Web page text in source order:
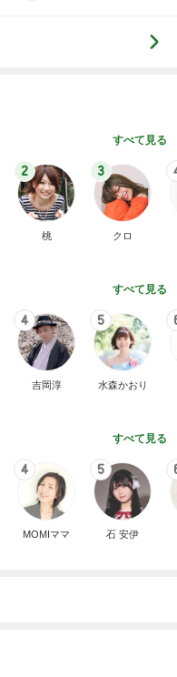
すべて見る
2
桃
3
クロ
すべて見る
4
吉岡淳
5
水森かおり
すべて見る
4
MOMIママ
5
石 安伊